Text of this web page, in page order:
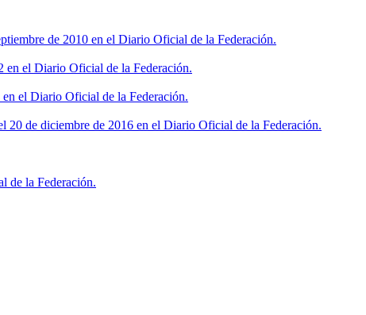
de 2010 en el Diario Oficial de la Federación.
en el Diario Oficial de la Federación.
el Diario Oficial de la Federación.
20 de diciembre de 2016 en el Diario Oficial de la Federación.
de la Federación.